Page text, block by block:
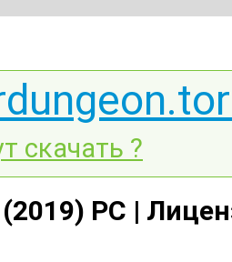
скачать ?
PC |